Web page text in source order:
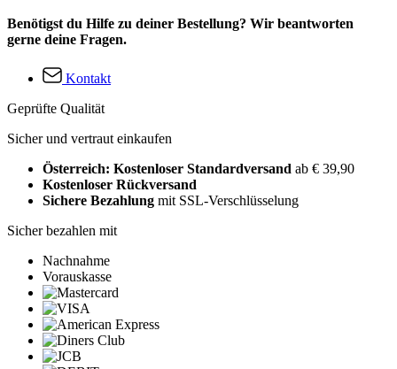
Benötigst du Hilfe zu deiner Bestellung? Wir beantworten
gerne deine Fragen.
Kontakt
Geprüfte Qualität
Sicher und vertraut einkaufen
Österreich: Kostenloser Standardversand ab € 39,90
Kostenloser Rückversand
Sichere Bezahlung mit SSL-Verschlüsselung
Sicher bezahlen mit
Nachnahme
Vorauskasse